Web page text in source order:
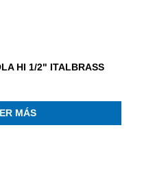
HI 1/2" ITALBRASS
MÁS